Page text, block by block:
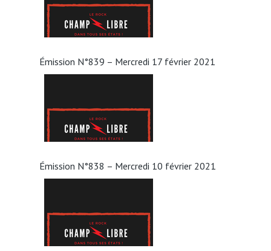
Émission N°839 – Mercredi 17 février 2021
Émission N°838 – Mercredi 10 février 2021